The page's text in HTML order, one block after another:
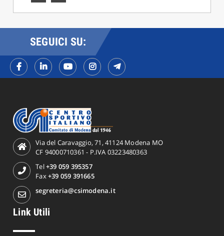
SEGUICI SU:
Via del Caravaggio, 71, 41124 Modena MO
CF 94000710361 - P.IVA 03223480363
Tel+39 059 395357
Fax+39 059 391665
segreteria@csimodena.it
Link Utili